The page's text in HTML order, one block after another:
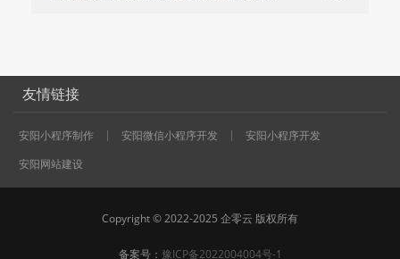
友情链接
安阳小程序制作 安阳微信小程序开发
安阳小程序开发
安阳网站建设
Copyright © 2022-2025 企零云 版权所有
备案号： 豫ICP备2022004004号-1